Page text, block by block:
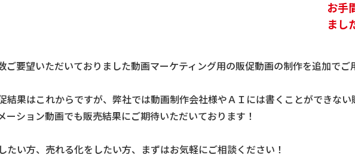
お手
まし
ご要望いただいておりました動画マーケティング用の販促動画の制作を追加でご
結果はこれからですが、弊社では動画制作会社様やＡＩには書くことができな
ーション動画でも販売結果にご期待いただいております！
たい方、売れる化をしたい方、まずはお気軽にご相談ください！